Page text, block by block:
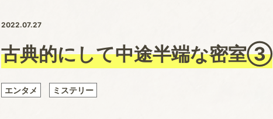
2022.07.27
古典的にして中途半端な密室③
エンタメ ミステリー